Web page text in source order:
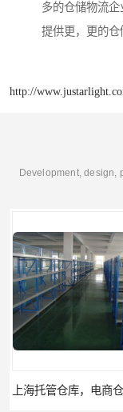
多的仓储物流
提供更，更的仓
http://
Development, design,